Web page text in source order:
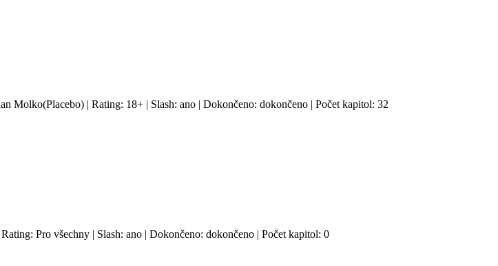
Molko(Placebo) | Rating: 18+ | Slash: ano | Dokončeno: dokončeno | Počet kapitol: 32
Pro všechny | Slash: ano | Dokončeno: dokončeno | Počet kapitol: 0